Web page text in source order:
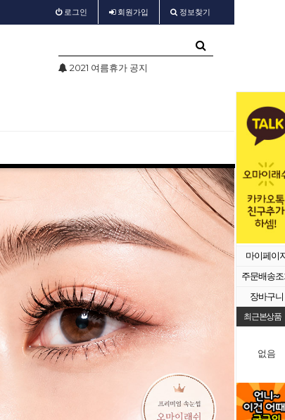
마이페이
주문배송
장바구니
최근본상품
없음
로그인 회원가입 정보찾기
test